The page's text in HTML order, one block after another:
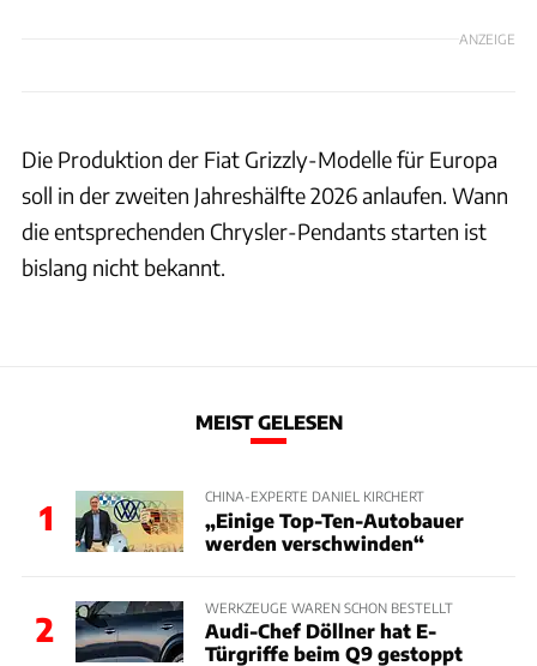
ANZEIGE
Die Produktion der Fiat Grizzly-Modelle für Europa
soll in der zweiten Jahreshälfte 2026 anlaufen. Wann
die entsprechenden Chrysler-Pendants starten ist
bislang nicht bekannt.
MEIST GELESEN
1
CHINA-EXPERTE DANIEL KIRCHERT
„Einige Top-Ten-Autobauer
werden verschwinden“
2
WERKZEUGE WAREN SCHON BESTELLT
Audi-Chef Döllner hat E-
Türgriffe beim Q9 gestoppt